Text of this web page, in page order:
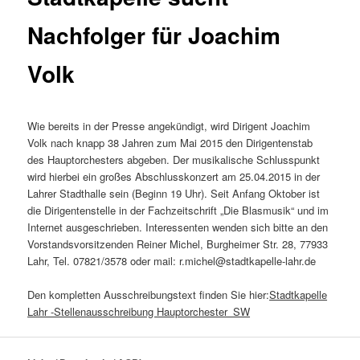
Nachfolger für Joachim
Volk
Wie bereits in der Presse angekündigt, wird Dirigent Joachim
Volk nach knapp 38 Jahren zum Mai 2015 den Dirigentenstab
des Hauptorchesters abgeben. Der musikalische Schlusspunkt
wird hierbei ein großes Abschlusskonzert am 25.04.2015 in der
Lahrer Stadthalle sein (Beginn 19 Uhr). Seit Anfang Oktober ist
die Dirigentenstelle in der Fachzeitschrift „Die Blasmusik“ und im
Internet ausgeschrieben. Interessenten wenden sich bitte an den
Vorstandsvorsitzenden Reiner Michel, Burgheimer Str. 28, 77933
Lahr, Tel. 07821/3578 oder mail: r.michel@stadtkapelle-lahr.de
Den kompletten Ausschreibungstext finden Sie hier:Stadtkapelle
Lahr -Stellenausschreibung Hauptorchester_SW